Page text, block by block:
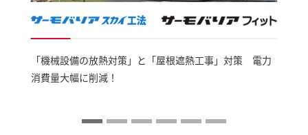
「機械設備の放熱対策」と「屋根遮熱工事」対策 電力
消費量大幅に削減！